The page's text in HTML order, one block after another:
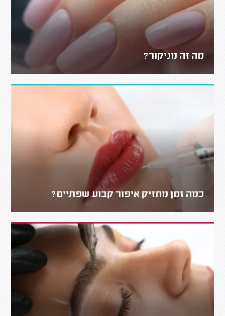
מה זה מניקור?
כמה זמן מחזיק איפור קבוע שפתיים?